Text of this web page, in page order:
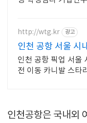
http://wtg.kr 광고
인천 공항 서울 시
인천 공항 픽업 서울
전 이동 카니발 스타
인천공항은 국내외